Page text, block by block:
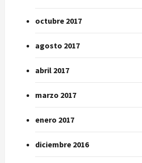
octubre 2017
agosto 2017
abril 2017
marzo 2017
enero 2017
diciembre 2016